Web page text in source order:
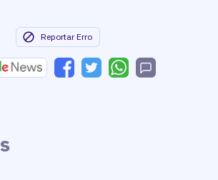
Reportar Erro